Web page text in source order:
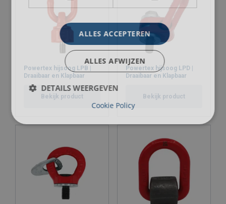
Materiaal:
except grade/WLL
Veiligheidsfactor:
Powertex hijsoog LPB |
Draaibaar en Klapbaar
Bekijk product
Powertex hijsoog LPD |
Draaibaar en Klapbaar
Bekijk product
ALLES ACCEPTEREN
ALLES AFWIJZEN
DETAILS WEERGEVEN
Cookie Policy